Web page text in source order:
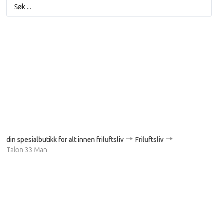
din spesialbutikk for alt innen friluftsliv
Friluftsliv
Talon 33 Man